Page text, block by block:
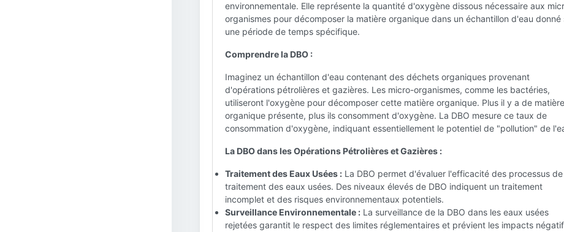
environnementale. Elle représente la quantité d'oxygène dissous nécessaire aux
organismes pour décomposer la matière organique dans un échantillon d'eau donné
une période de temps spécifique.
Comprendre la DBO :
Imaginez un échantillon d'eau contenant des déchets organiques provenant
d'opérations pétrolières et gazières. Les micro-organismes, comme les bactéries,
utiliseront l'oxygène pour décomposer cette matière organique. Plus il y a de matière
organique présente, plus ils consomment d'oxygène. La DBO mesure ce taux de
consommation d'oxygène, indiquant essentiellement le potentiel de "pollution" de
La DBO dans les Opérations Pétrolières et Gazières :
Traitement des Eaux Usées : La DBO permet d'évaluer l'efficacité des processus de
traitement des eaux usées. Des niveaux élevés de DBO indiquent un traitement
incomplet et des risques environnementaux potentiels.
Surveillance Environnementale : La surveillance de la DBO dans les eaux usées
rejetées garantit le respect des limites réglementaires et prévient les impacts